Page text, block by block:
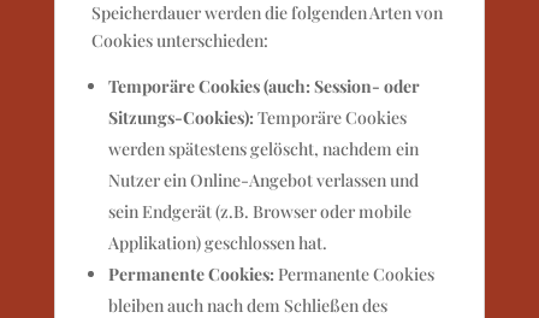
Speicherdauer werden die folgenden Arten von
Cookies unterschieden:
Temporäre Cookies (auch: Session- oder
Sitzungs-Cookies): Temporäre Cookies
werden spätestens gelöscht, nachdem ein
Nutzer ein Online-Angebot verlassen und
sein Endgerät (z.B. Browser oder mobile
Applikation) geschlossen hat.
Permanente Cookies: Permanente Cookies
bleiben auch nach dem Schließen des